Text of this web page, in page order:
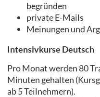
begründen
private E-Mails
Meinungen und
Intensivkurse Deutsch
Pro Monat werden 80
Minuten gehalten
ab 5 Teilnehmern).